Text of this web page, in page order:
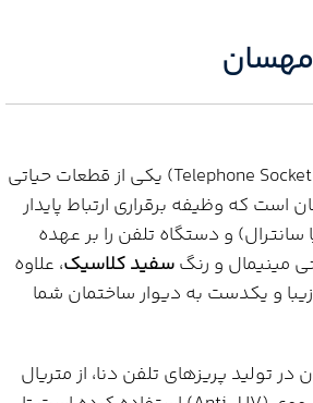
مهسان
(Telephone Socket) یکی از قطعات حیاتی
که وظیفه برقراری ارتباط پایدار
و دستگاه تلفن را بر عهده
مینیمال و رنگسفید کلاسیک، علاوه
زیبا و یکدست به دیوار ساختمان شما
تولید پریزهای تلفن دنا، از متریال